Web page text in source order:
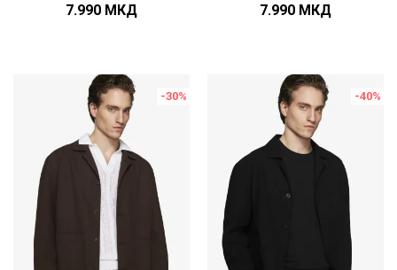
7.990 МКД 7.990 МКД
-30% -40%